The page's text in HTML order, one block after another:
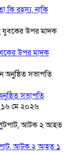
কি রহস্য, নাকি
উপর মাদক
সভাপতি
১৬ মে ২০২৬
আটক ২ আহত ১